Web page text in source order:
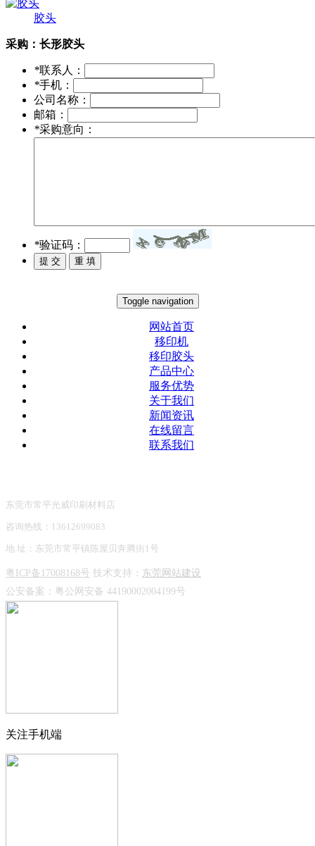
胶头
采购： 长形胶头
*联系人：
*手机：
公司名称：
邮箱：
*采购意向：
*验证码：
Toggle navigation
网站首页
移印机
移印胶头
产品中心
服务优势
关于我们
新闻资讯
在线留言
联系我们
东莞市常平光威印刷材料店
咨询热线：13612699083
地 址：东莞市常平镇陈屋贝奔腾街1号
粤ICP备17008168号 技术支持： 东莞网站建设
公安备案： 粤公网安备 44190002004199号
关注手机端